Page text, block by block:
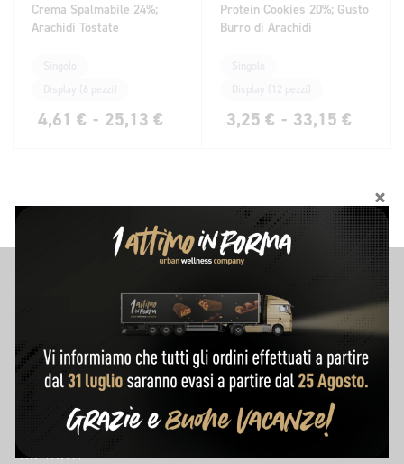
Crema Spalmabile 24%;
Arachidi Tostate
4,61 € - 25,13 €
Protein Cookies 20%; Gusto
Burro di Arachidi
3,25 € - 33,15 €
Customer Care
Contatti